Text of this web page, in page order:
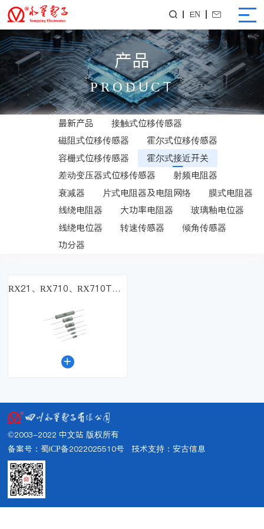
 EN 
产品
PRODUCT
最新产品
接触式位移传感器
磁阻式位移传感器
霍尔式位移传感器
容栅式位移传感器
霍尔式接近开关
差动变压器式位移传感器
射频电阻器
衰减器
片式电阻器及电阻网络
膜式电阻器
线绕电阻器
大功率电阻器
玻璃釉电位器
线绕电位器
转速传感器
倾角传感器
功分器
RX21、RX710、RX710T功率型线绕电阻器

©2003-2022 中文站 版权所有
备案号：蜀ICP备2022025510号 技术支持： 安古信息